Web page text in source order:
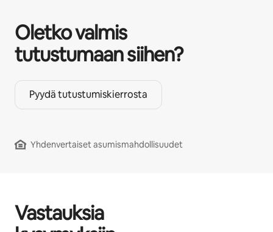
Oletko valmis
tutustumaan siihen?
Pyydä tutustumiskierrosta
Yhdenvertaiset asumismahdollisuudet
Vastauksia